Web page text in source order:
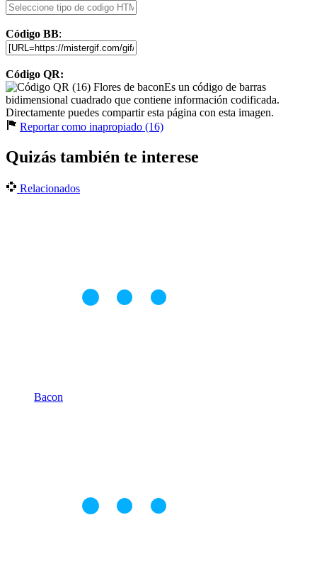
Código BB:
Código QR:
Es un código de barras
bidimensional cuadrado que contiene información codificada.
Directamente puedes compartir esta página con esta imagen.
Reportar como inapropiado (16)
Quizás también te interese
Relacionados
Bacon